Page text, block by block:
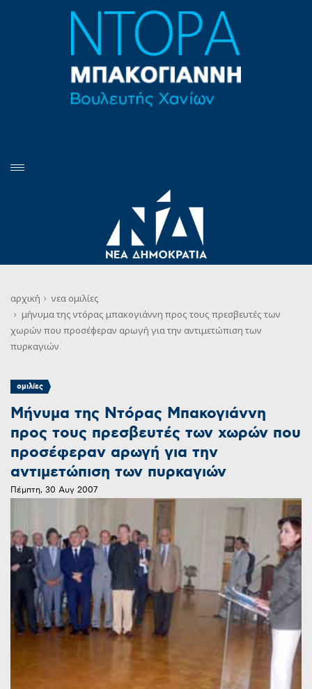
αρχική νεα ομιλίες
μήνυμα της ντόρας μπακογιάννη προς τους πρεσβευτές των
χωρών που προσέφεραν αρωγή για την αντιμετώπιση των
πυρκαγιών
ομιλίες
Μήνυμα της Ντόρας Μπακογιάννη
προς τους πρεσβευτές των χωρών που
προσέφεραν αρωγή για την
αντιμετώπιση των πυρκαγιών
Πέμπτη, 30 Αυγ 2007